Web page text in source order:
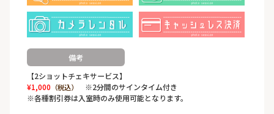
備考
【2ショットチェキサービス】
¥1,000 （税込）
※2分間のサインタイム付き
※各種割引券は入室時のみ使用可能となります。